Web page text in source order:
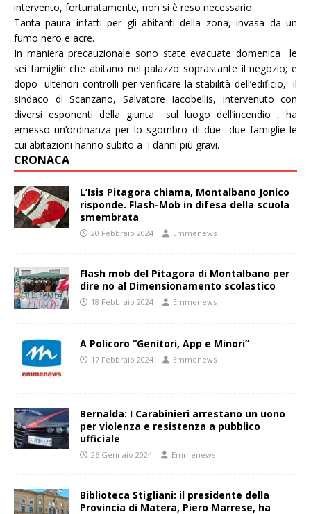
intervento, fortunatamente, non si è reso necessario.
Tanta paura infatti per gli abitanti della zona, invasa da un
fumo nero e acre.
In maniera precauzionale sono state evacuate domenica le
sei famiglie che abitano nel palazzo soprastante il negozio; e
dopo ulteriori controlli per verificare la stabilità dell’edificio, il
sindaco di Scanzano, Salvatore Iacobellis, intervenuto con
diversi esponenti della giunta sul luogo dell’incendio , ha
emesso un’ordinanza per lo sgombro di due
due famiglie le
cui abitazioni hanno subito a i danni più gravi.
CRONACA
L’Isis Pitagora chiama, Montalbano Jonico
risponde. Flash-Mob in difesa della scuola
smembrata
20 Febbraio 2024 Emmenews
Flash mob del Pitagora di Montalbano per
dire no al Dimensionamento scolastico
18 Febbraio 2024 Emmenews
A Policoro “Genitori, App e Minori”
17 Febbraio 2024 Emmenews
Bernalda: I Carabinieri arrestano un uono
per violenza e resistenza a pubblico
ufficiale
26 Gennaio 2024 Emmenews
Biblioteca Stigliani: il presidente della
Provincia di Matera, Piero Marrese, ha